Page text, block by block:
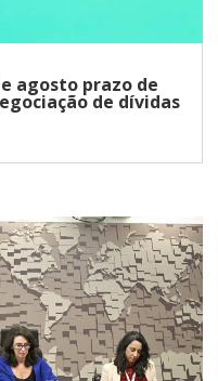
agosto prazo de
de dívidas